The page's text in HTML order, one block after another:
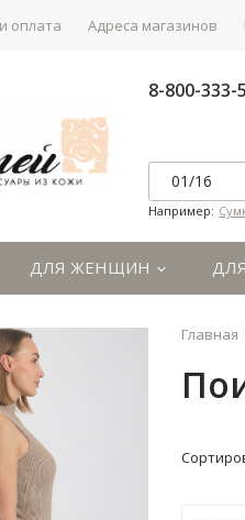
оплата Адреса магазинов
8-800-
Например:
ДЛЯ ЖЕНЩИН
Главная